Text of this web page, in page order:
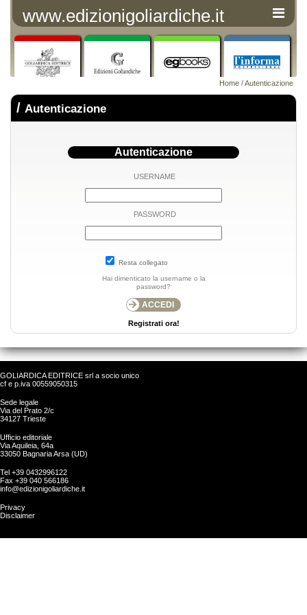
www.edizionigoliardiche.it
Home / Autenticazione
/ Autenticazione
Autenticazione
USERNAME
PASSWORD
Resta collegato
Hai dimenticato la username o la
password?
Registrati ora!
GOLIARDICA EDITRICE srl a socio unico
cf e p.iva 00559050315
Sede legale
Via del Prato 2/c
34127 Trieste
Ufficio editoriale
Via Aquileia, 64a
33050 Bagnaria Arsa (UD)
Tel +39 0432996122
Fax +39 040 566186
info@edizionigoliardiche.it
Privacy
Disclaimer